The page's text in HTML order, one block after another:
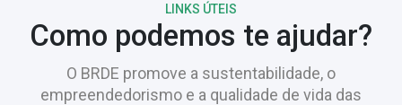
LINKS ÚTEIS
Como podemos te ajudar?
O BRDE promove a sustentabilidade, o
empreendedorismo e a qualidade de vida das